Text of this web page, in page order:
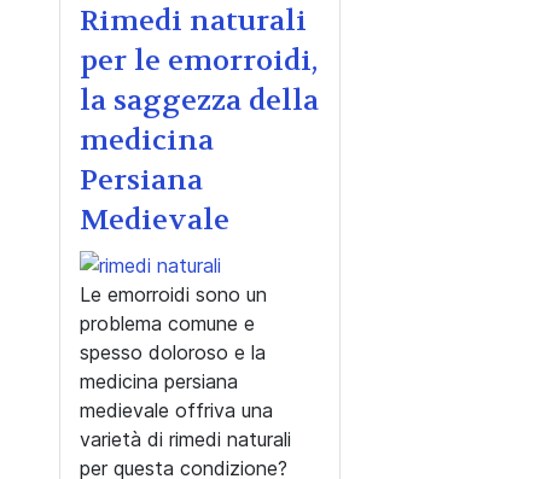
Rimedi naturali
per le emorroidi,
la saggezza della
medicina
Persiana
Medievale
Le emorroidi sono un
problema comune e
spesso doloroso e la
medicina persiana
medievale offriva una
varietà di rimedi naturali
per questa condizione?